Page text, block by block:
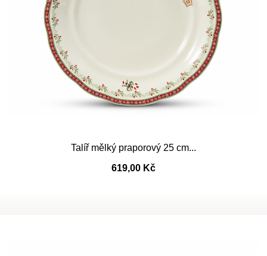
Talíř mělký praporový 25 cm...
619,00 Kč